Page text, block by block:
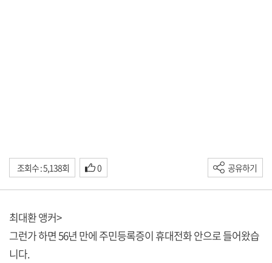
조회수 : 5,138회 0 공유하기
최대환 앵커>
그런가 하면 56년 만에 주민등록증이 휴대전화 안으로 들어왔습
니다.